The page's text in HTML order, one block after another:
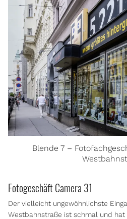
Blende 7 –
Fotogeschäft Camera 31
Der vielleicht ungewöhnlichste
Westbahnstraße ist schmal und